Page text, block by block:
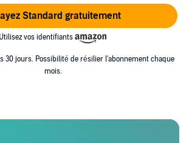
Standard gratuitement
Utilisez vos identifiants
30 jours. Possibilité de résilier l'abonnement chaque
mois.